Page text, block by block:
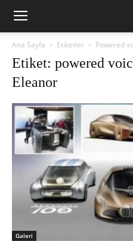
Ana Sayfa Etiketler Powered
Etiket: powered
Eleanor
Galeri